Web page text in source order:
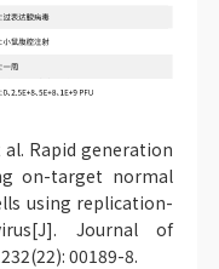
al. Rapid generation
on-target normal
using replication-
Journal of
00189-8.